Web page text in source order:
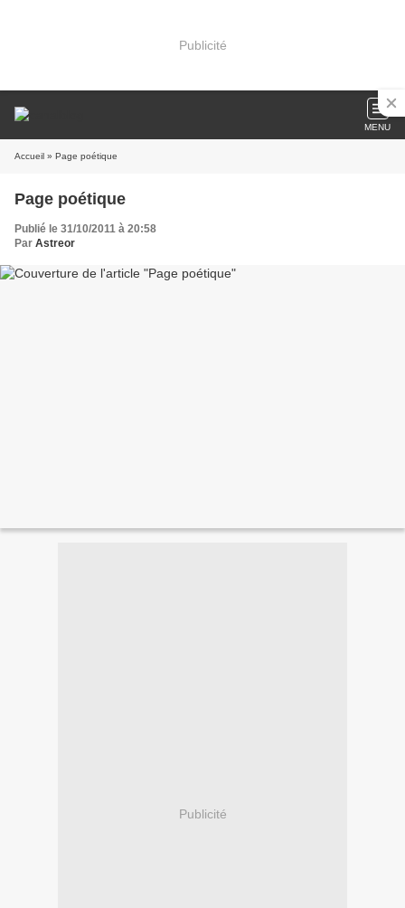
Publicité
MENU
Accueil » Page poétique
Page poétique
Publié le 31/10/2011 à 20:58
Par Astreor
Publicité